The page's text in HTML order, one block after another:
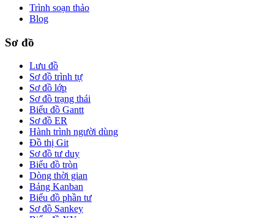
Trình soạn thảo
Blog
Sơ đồ
Lưu đồ
Sơ đồ trình tự
Sơ đồ lớp
Sơ đồ trạng thái
Biểu đồ Gantt
Sơ đồ ER
Hành trình người dùng
Đồ thị Git
Sơ đồ tư duy
Biểu đồ tròn
Dòng thời gian
Bảng Kanban
Biểu đồ phần tư
Sơ đồ Sankey